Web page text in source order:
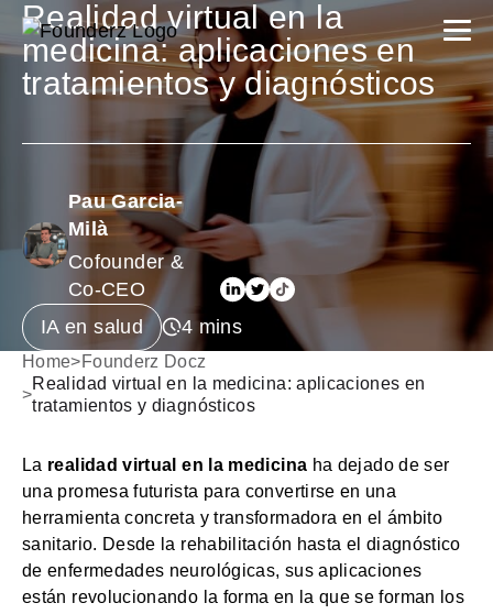
Realidad virtual en la
medicina: aplicaciones en
tratamientos y diagnósticos
Pau Garcia-
Milà
Cofounder &
Co-CEO
IA en salud
Home>Founderz Docz
>
Realidad virtual en la medicina: aplicaciones en
tratamientos y diagnósticos
La realidad virtual en la medicina ha dejado de ser
una promesa futurista para convertirse en una
herramienta concreta y transformadora en el ámbito
sanitario. Desde la rehabilitación hasta el diagnóstico
de enfermedades neurológicas, sus aplicaciones
están revolucionando la forma en la que se forman los